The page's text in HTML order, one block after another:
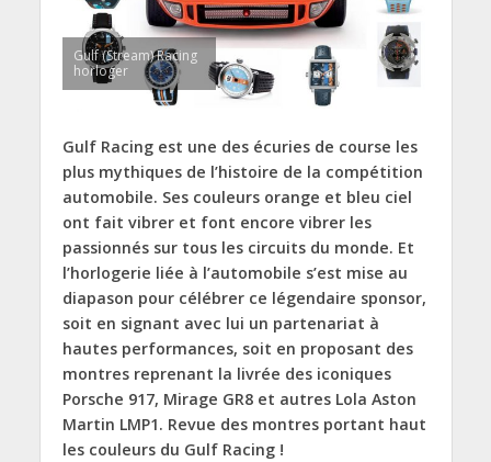
Gulf (Stream) Racing
horloger
Gulf Racing est une des écuries de course les
plus mythiques de l’histoire de la compétition
automobile. Ses couleurs orange et bleu ciel
ont fait vibrer et font encore vibrer les
passionnés sur tous les circuits du monde. Et
l’horlogerie liée à l’automobile s’est mise au
diapason pour célébrer ce légendaire sponsor,
soit en signant avec lui un partenariat à
hautes performances, soit en proposant des
montres reprenant la livrée des iconiques
Porsche 917, Mirage GR8 et autres Lola Aston
Martin LMP1. Revue des montres portant haut
les couleurs du Gulf Racing !